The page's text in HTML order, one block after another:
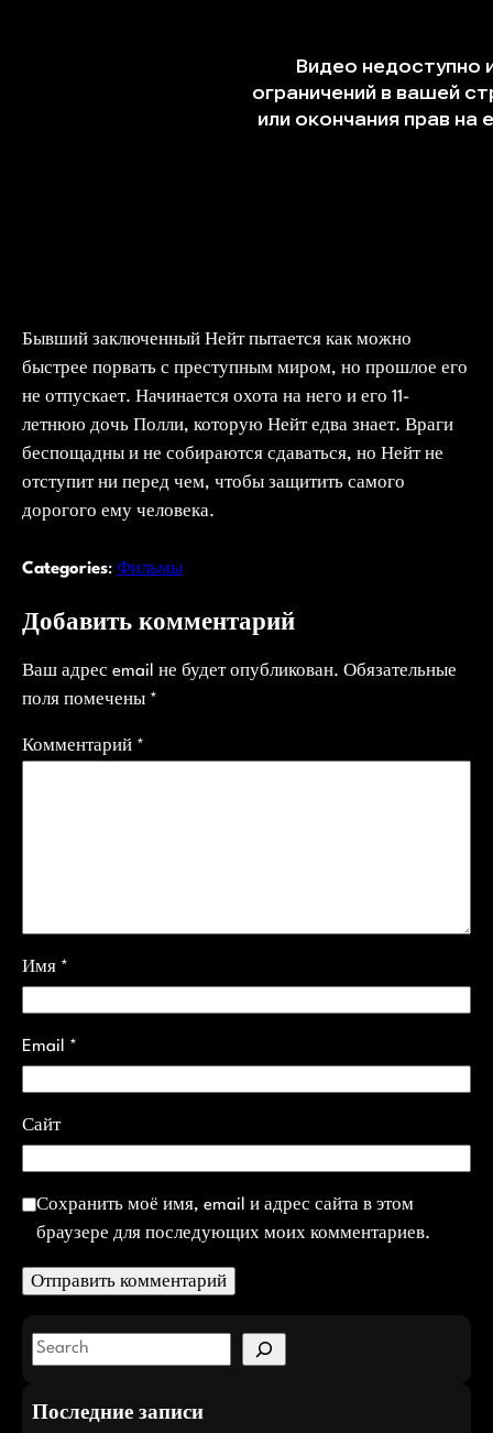
Бывший заключенный Нейт пытается как можно
быстрее порвать с преступным миром, но прошлое его
не отпускает. Начинается охота на него и его 11-
летнюю дочь Полли, которую Нейт едва знает. Враги
беспощадны и не собираются сдаваться, но Нейт не
отступит ни перед чем, чтобы защитить самого
дорогого ему человека.
Categories: Фильмы
Добавить комментарий
Ваш адрес email не будет опубликован. Обязательные
поля помечены *
Комментарий *
Имя *
Email *
Сайт
Сохранить моё имя, email и адрес сайта в этом
браузере для последующих моих комментариев.
S
a
Последние записи